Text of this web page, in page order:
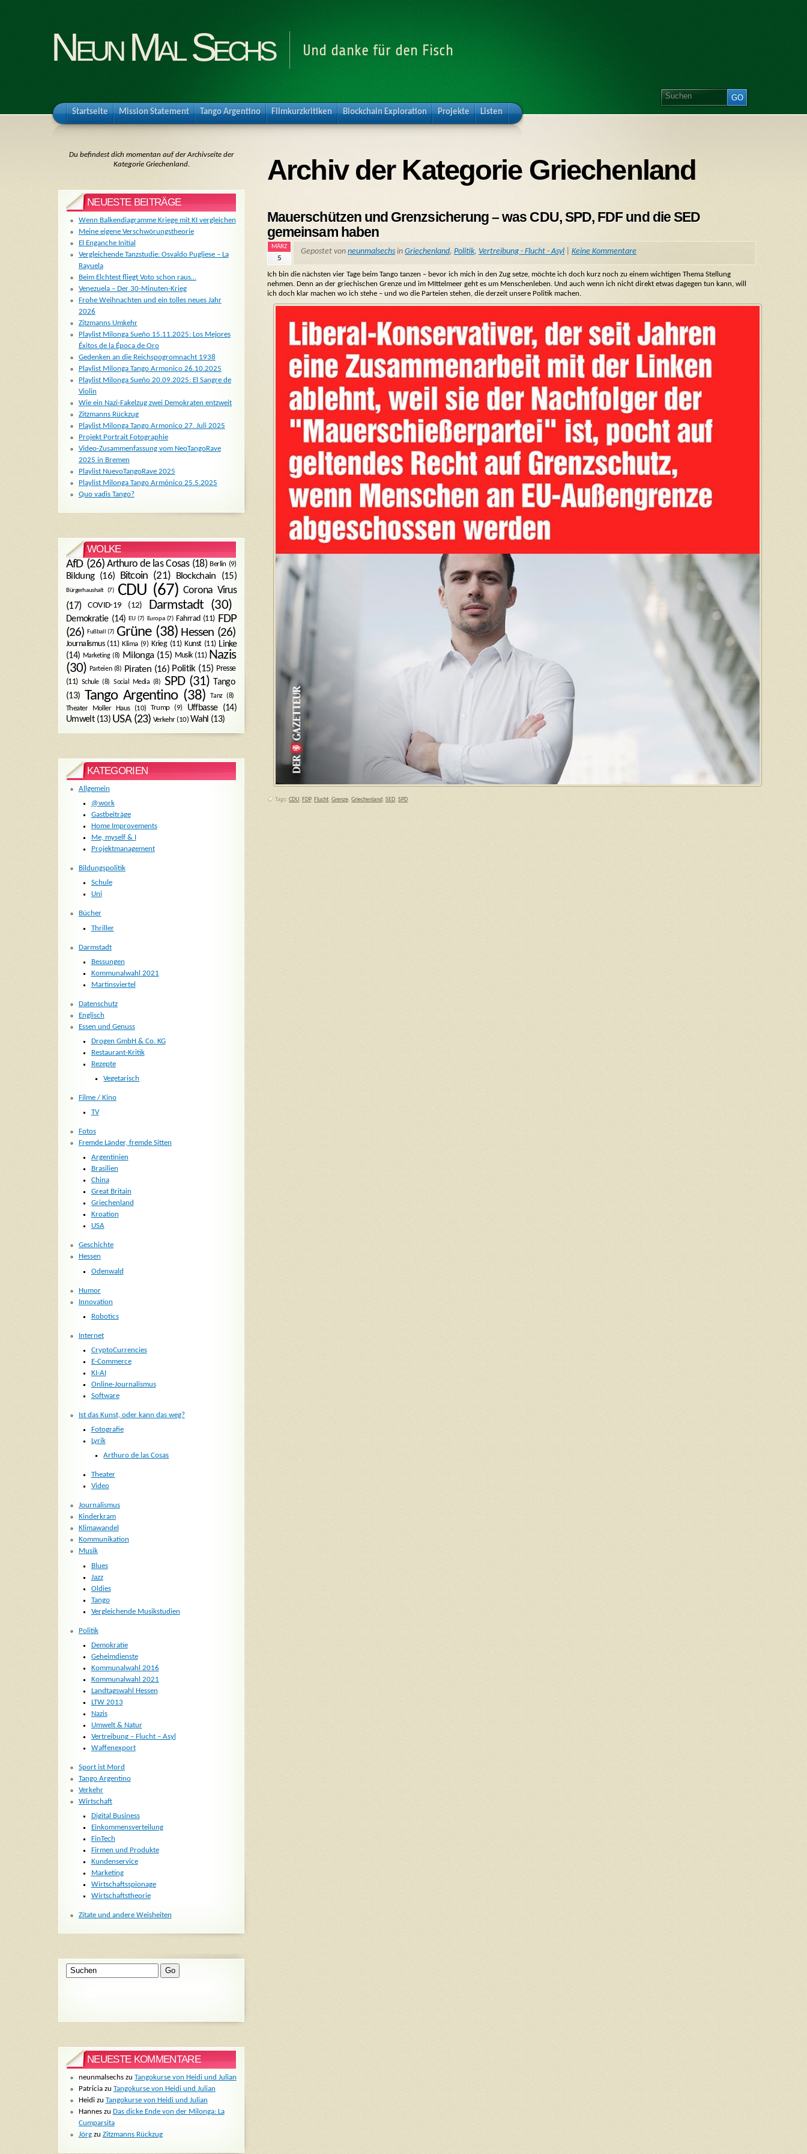
Neun Mal Sechs Und danke für den Fisch
Startseite Mission Statement Tango Argentino Filmkurzkritiken Blockchain Exploration Projekte Listen
Archiv der Kategorie Griechenland
Mauerschützen und Grenzsicherung – was CDU, SPD, FDF und die SED
gemeinsam haben
MÄRZ
5
Gepostet von neunmalsechs in Griechenland, Politik, Vertreibung - Flucht - Asyl Keine Kommentare
Ich bin die nächsten vier Tage beim Tango tanzen – bevor ich mich in den Zug setze, möchte ich doch kurz noch zu einem wichtigen Thema Stellung
nehmen. Denn an der griechischen Grenze und im MIttelmeer geht es um Menschenleben. Und auch wenn ich nicht direkt etwas dagegen tun kann, will
ich doch klar machen wo ich stehe – und wo die Parteien stehen, die derzeit unsere Politik machen.
Tags: CDU, FDP, Flucht, Grenze, Griechenland, SED, SPD
Du befindest dich momentan auf der Archivseite der
Kategorie Griechenland.
NEUESTE BEITRÄGE
Wenn Balkendiagramme Kriege mit KI vergleichen
Meine eigene Verschwörungstheorie
El Enganche Initial
Vergleichende Tanzstudie: Osvaldo Pugliese – La
Rayuela
Beim Elchtest fliegt Voto schon raus…
Venezuela – Der 30-Minuten-Krieg
Frohe Weihnachten und ein tolles neues Jahr
2026
Zitzmanns Umkehr
Playlist Milonga Sueño 15.11.2025: Los Mejores
Éxitos de la Época de Oro
Gedenken an die Reichspogromnacht 1938
Playlist Milonga Tango Armonico 26.10.2025
Playlist Milonga Sueño 20.09.2025: El Sangre de
Violin
Wie ein Nazi-Fakelzug zwei Demokraten entzweit
Zitzmanns Rückzug
Playlist Milonga Tango Armonico 27. Juli 2025
Projekt Portrait Fotographie
Video-Zusammenfassung vom NeoTangoRave
2025 in Bremen
Playlist NuevoTangoRave 2025
Playlist Milonga Tango Armónico 25.5.2025
Quo vadis Tango?
WOLKE
AfD(26) Arthuro de las Cosas(18) Berlin (9)
Bildung(16) Bitcoin (21) Blockchain (15)
Bürgerhaushalt (7) CDU (67) Corona Virus
(17)
COVID-19 (12) Darmstadt (30)
Demokratie(14) EU(7) Europa(7) Fahrrad (11) FDP
(26) Fußball (7) Grüne(38) Hessen (26)
Journalismus(11) Klima(9) Krieg(11) Kunst(11) Linke
(14) Marketing(8) Milonga(15) Musik(11) Nazis
(30) Parteien(8) Piraten (16) Politik(15) Presse
(11) Schule(8) Social Media (8) SPD(31) Tango
(13)
Tango Argentino(38) Tanz(8)
Theater Moller Haus(10) Trump(9) Uffbasse(14)
Umwelt(13) USA(23) Verkehr(10) Wahl (13)
KATEGORIEN
Allgemein
@work
Gastbeiträge
Home Improvements
Me, myself & I
Projektmanagement
Bildungspolitik
Schule
Uni
Bücher
Thriller
Darmstadt
Bessungen
Kommunalwahl 2021
Martinsviertel
Datenschutz
Englisch
Essen und Genuss
Drogen GmbH & Co. KG
Restaurant-Kritik
Rezepte
Vegetarisch
Filme / Kino
TV
Fotos
Fremde Länder, fremde Sitten
Argentinien
Brasilien
China
Great Britain
Griechenland
Kroation
USA
Geschichte
Hessen
Odenwald
Humor
Innovation
Robotics
Internet
CryptoCurrencies
E-Commerce
KI-AI
Online-Journalismus
Software
Ist das Kunst, oder kann das weg?
Fotografie
Lyrik
Arthuro de las Cosas
Theater
Video
Journalismus
Kinderkram
Klimawandel
Kommunikation
Musik
Blues
Jazz
Oldies
Tango
Vergleichende Musikstudien
Politik
Demokratie
Geheimdienste
Kommunalwahl 2016
Kommunalwahl 2021
Landtagswahl Hessen
LTW 2013
Nazis
Umwelt & Natur
Vertreibung – Flucht – Asyl
Waffenexport
Sport ist Mord
Tango Argentino
Verkehr
Wirtschaft
Digital Business
Einkommensverteilung
FinTech
Firmen und Produkte
Kundenservice
Marketing
Wirtschaftsspionage
Wirtschaftstheorie
Zitate und andere Weisheiten
NEUESTE KOMMENTARE
neunmalsechszu Tangokurse von Heidi und Julian
Patriciazu Tangokurse von Heidi und Julian
Heidizu Tangokurse von Heidi und Julian
Hanneszu Das dicke Ende von der Milonga: La
Cumparsita
Jörgzu Zitzmanns Rückzug